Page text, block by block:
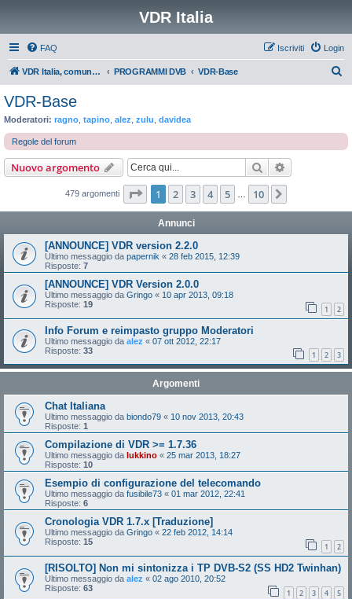
VDR Italia
FAQ Login
Iscriviti
VDR Italia, comunità italiana utilizzatori VDR PROGRAMMI DVB VDR-Base
a
VDR-Base
Moderatori: ragno tapino alez zulu davidea
Regole del forum
Nuovo argomento Cerca
479 argomenti Pagina di 10
1 2 3 4 5 10
Annunci
[ANNOUNCE] VDR version 2.2.0
Ultimo messaggio da papernik « 28 feb 2015, 12:39
Risposte: 7
[ANNOUNCE] VDR Version 2.0.0
Ultimo messaggio da Gringo « 10 apr 2013, 09:18
Risposte: 19 1 2
Info Forum e reimpasto gruppo Moderatori
Ultimo messaggio da alez « 07 ott 2012, 22:17
Risposte: 33 1 2 3
Argomenti
Chat Italiana
Ultimo messaggio da biondo79 « 10 nov 2013, 20:43
Risposte: 1
Compilazione di VDR >= 1.7.36
Ultimo messaggio da lukkino « 25 mar 2013, 18:27
Risposte: 10
Esempio di configurazione del telecomando
Ultimo messaggio da fusibile73 « 01 mar 2012, 22:41
Risposte: 6
Cronologia VDR 1.7.x [Traduzione]
Ultimo messaggio da Gringo « 22 feb 2012, 14:14
Risposte: 15 1 2
[RISOLTO] Non mi sintonizza i TP DVB-S2 (SS HD2 Twinhan)
Ultimo messaggio da alez « 02 ago 2010, 20:52
Risposte: 63 1 2 3 4 5